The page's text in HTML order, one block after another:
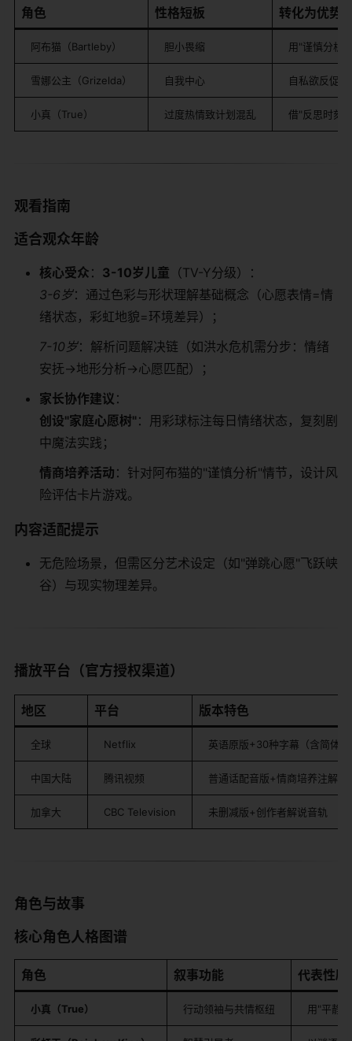
​角色​ ​性格短板​ 转化为优势
阿布猫（Bartleby） 胆小畏缩 用"谨慎分析"
雪娜公主（Grizelda） 自我中心 自私欲反促
小真（True） 过度热情致计划混乱 借"反思时刻"
​观看指南​
​适合观众年龄​
​核心受众​ ​：​ ​3-10岁儿童​ ​（TV-Y分级）：
3-6岁：通过色彩与形状理解基础概念（心愿表情=情
绪状态，彩虹地貌=环境差异）；
7-10岁：解析问题解决链（如洪水危机需分步：情绪
安抚→地形分析→心愿匹配）；
​家长协作建议​ ​：
​创设"家庭心愿树"​ ​：用彩球标注每日情绪状态，复刻剧
中魔法实践；
​情商培养活动​ ​：针对阿布猫的"谨慎分析"情节，设计风
险评估卡片游戏。
​内容适配提示​
无危险场景，但需区分艺术设定（如"弹跳心愿"飞跃峡
谷）与现实物理差异。
​播放平台（官方授权渠道）​
​地区​ ​平台​ ​版本特色​
全球 Netflix 英语原版+30种字幕（含简体
中国大陆 腾讯视频 普通话配音版+情商培养注解弹
加拿大 CBC Television 未删减版+创作者解说音轨
​角色与故事​
​核心角色人格图谱​
​角色​ ​叙事功能​ 代表性剧
​小真（True）​ 行动领袖与共情枢纽 用"平静